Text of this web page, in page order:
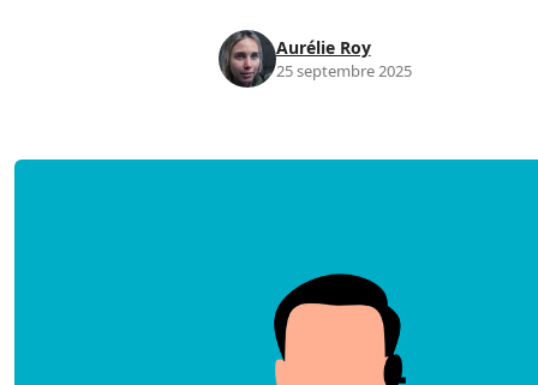
Aurélie Roy
25 septembre 2025